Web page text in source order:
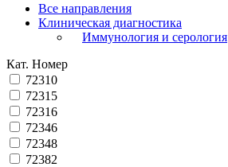
Все направления
Клиническая диагностика
Иммунология и серология
Кат. Номер
72310
72315
72316
72346
72348
72382